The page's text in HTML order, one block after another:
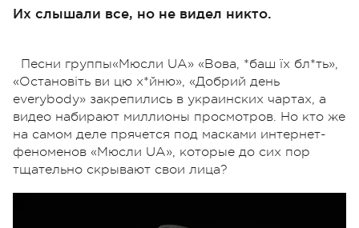
Их слышали все, но не видел никто.
Песни группы«Мюсли UA» «Вова, *баш їх бл*ть»,
«Остановіть ви цю х*йню», «Добрий день
everybody» закрепились в украинских чартах, а
видео набирают миллионы просмотров. Но кто же
на самом деле прячется под масками интернет-
феноменов «Мюсли UA», которые до сих пор
тщательно скрывают свои лица?